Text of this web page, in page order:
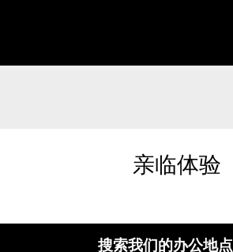
亲临体验
搜索我们的办公地点